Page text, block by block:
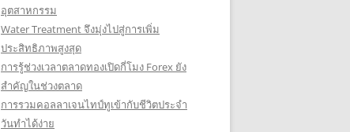
อุตสาหกรรม
Water Treatment จึงมุ่งไปสู่การเพิ่ม
ประสิทธิภาพสูงสุด
การรู้ช่วงเวลาตลาดทองเปิดกี่โมง Forex ยัง
สำคัญในช่วงตลาด
การรวมคอลลาเจนไทป์ทูเข้ากับชีวิตประจำ
วันทำได้ง่าย